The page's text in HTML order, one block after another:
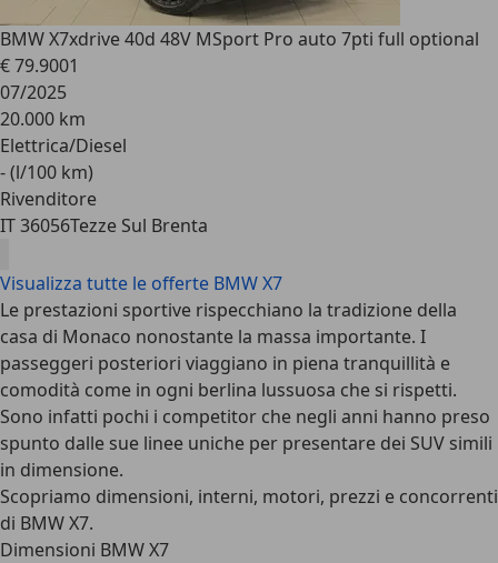
BMW X7xdrive 40d 48V MSport Pro auto 7pti full optional
€ 79.9001
07/2025
20.000 km
Elettrica/Diesel
- (l/100 km)
Rivenditore
IT 36056Tezze Sul Brenta
Visualizza tutte le offerte BMW X7
Le prestazioni sportive rispecchiano la tradizione della
casa di Monaco nonostante la massa importante. I
passeggeri posteriori viaggiano in piena tranquillità e
comodità come in ogni berlina lussuosa che si rispetti.
Sono infatti pochi i competitor che negli anni hanno preso
spunto dalle sue linee uniche per presentare dei SUV simili
in dimensione.
Scopriamo dimensioni, interni, motori, prezzi e concorrenti
di BMW X7.
Dimensioni BMW X7